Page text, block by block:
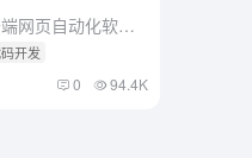
Browse介绍 Browse AI是一个无需编码的云端网页自动化软件，旨在帮助用户无需编程便能从任意网站提取和监控数据。您只需用鼠标指点一次，就可以训练一个机器人来执行数据提取、监控和自动化的任务...
开发
0 94.4K